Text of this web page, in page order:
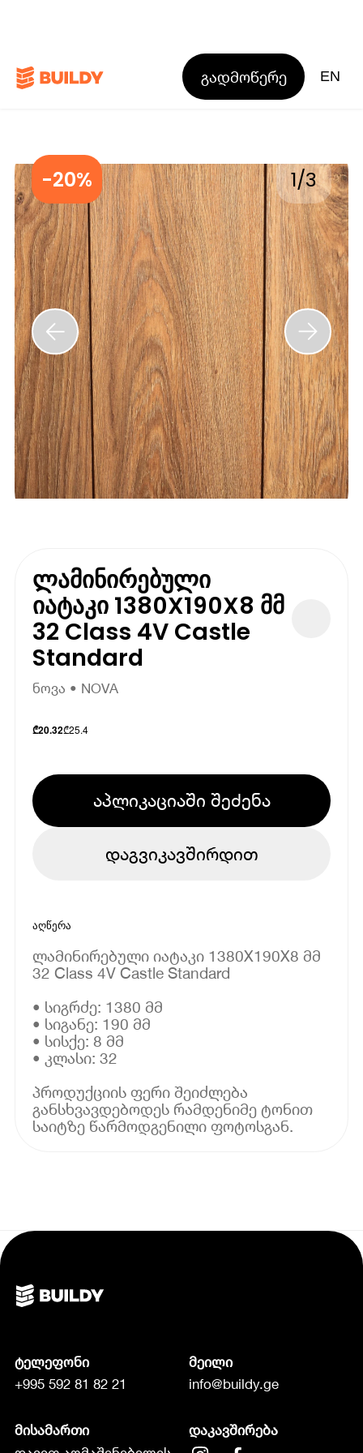
გადმოწერე EN
-20% 1/3
ლამინირებული
იატაკი 1380X190X8 მმ
32 Class 4V Castle
Standard
ნოვა • NOVA
₾20.32₾25.4
აპლიკაციაში შეძენა
დაგვიკავშირდით
აღწერა
ლამინირებული იატაკი 1380X190X8 მმ
32 Class 4V Castle Standard
• სიგრძე: 1380 მმ
• სიგანე: 190 მმ
• სისქე: 8 მმ
• კლასი: 32
პროდუქციის ფერი შეიძლება
განსხვავდებოდეს რამდენიმე ტონით
საიტზე წარმოდგენილი ფოტოსგან.
ტელეფონი
+995 592 81 82 21
მეილი
info@buildy.ge
მისამართი
დაკავშირება